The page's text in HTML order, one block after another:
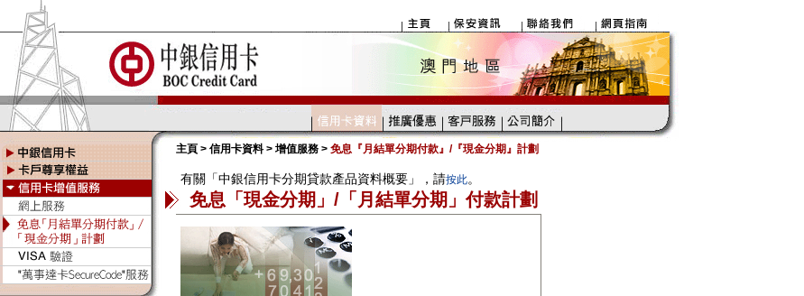
主頁 > 信用卡資料 > 增值服務 > 免息『月結單分期付款』/『現金分期』計劃
有關「中銀信用卡分期貸款產品資料概要」，請按此。
免息「現金分期」/「月結單分期」付款計劃